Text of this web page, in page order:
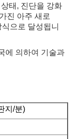
태, 진단을 강화
진 아주 새로
으로 달성됩니
에 의하여 기술과
지/분)